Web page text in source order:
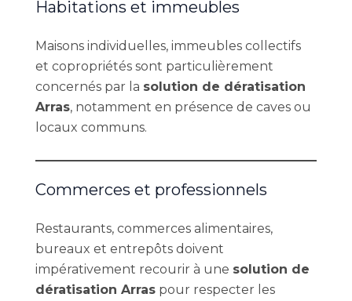
Habitations et immeubles
Maisons individuelles, immeubles collectifs
et copropriétés sont particulièrement
concernés par la solution de dératisation
Arras, notamment en présence de caves ou
locaux communs.
Commerces et professionnels
Restaurants, commerces alimentaires,
bureaux et entrepôts doivent
impérativement recourir à une solution de
dératisation Arras pour respecter les